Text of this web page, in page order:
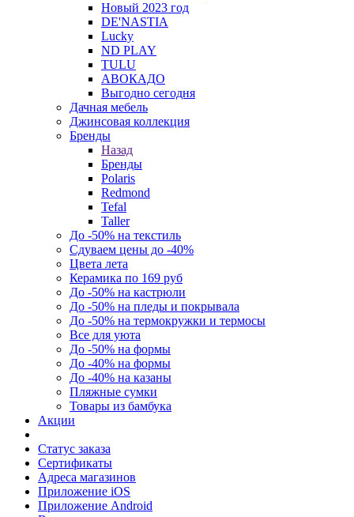
Новый 2023 год
DE'NASTIA
Lucky
ND PLAY
TULU
АВОКАДО
Выгодно сегодня
Дачная мебель
Джинсовая коллекция
Бренды
Назад
Бренды
Polaris
Redmond
Tefal
Taller
До -50% на текстиль
Сдуваем цены до -40%
Цвета лета
Керамика по 169 руб
До -50% на кастрюли
До -50% на пледы и покрывала
До -50% на термокружки и термосы
Все для уюта
До -50% на формы
До -40% на формы
До -40% на казаны
Пляжные сумки
Товары из бамбука
Акции
Статус заказа
Сертификаты
Адреса магазинов
Приложение iOS
Приложение Android